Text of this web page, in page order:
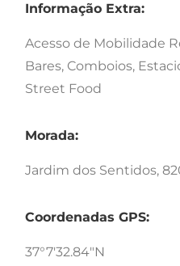
Informação Extra:
Acesso de Mobilidade
Bares, Comboios,
Street Food
Morada:
Jardim dos Sentidos,
Coordenadas GPS:
37°7'32.84"N